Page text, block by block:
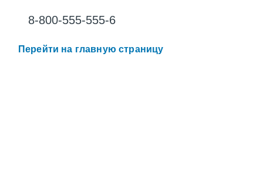
8-800-555-555-6
Перейти на главную страницу